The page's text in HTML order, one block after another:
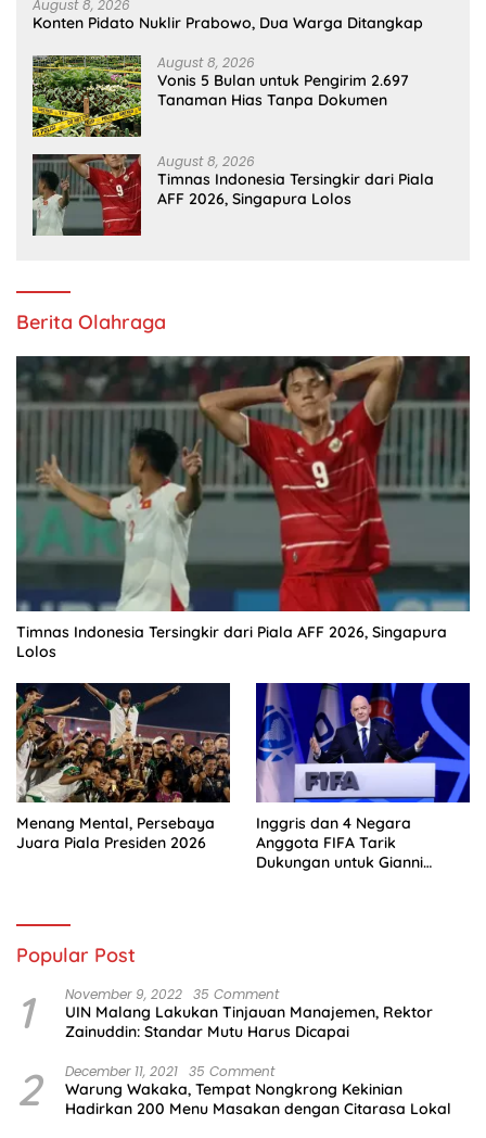
August 8, 2026
Konten Pidato Nuklir Prabowo, Dua Warga Ditangkap
August 8, 2026
Vonis 5 Bulan untuk Pengirim 2.697
Tanaman Hias Tanpa Dokumen
August 8, 2026
Timnas Indonesia Tersingkir dari Piala
AFF 2026, Singapura Lolos
Berita Olahraga
Timnas Indonesia Tersingkir dari Piala AFF 2026, Singapura
Lolos
Menang Mental, Persebaya
Juara Piala Presiden 2026
Inggris dan 4 Negara
Anggota FIFA Tarik
Dukungan untuk Gianni
Popular Post
1 November 9, 2022 35 Comment
UIN Malang Lakukan Tinjauan Manajemen, Rektor
Zainuddin: Standar Mutu Harus Dicapai
2 December 11, 2021 35 Comment
Warung Wakaka, Tempat Nongkrong Kekinian
Hadirkan 200 Menu Masakan dengan Citarasa Lokal